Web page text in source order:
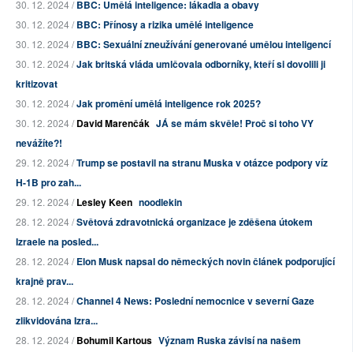
30. 12. 2024 /BBC: Umělá inteligence: lákadla a obavy
30. 12. 2024 /BBC: Přínosy a rizika umělé inteligence
30. 12. 2024 /BBC: Sexuální zneužívání generované umělou inteligencí
30. 12. 2024 /Jak britská vláda umlčovala odborníky, kteří si dovolili ji
kritizovat
30. 12. 2024 /Jak promění umělá inteligence rok 2025?
30. 12. 2024 /David Marenčák JÁ se mám skvěle! Proč si toho VY
nevážíte?!
29. 12. 2024 /Trump se postavil na stranu Muska v otázce podpory víz
H-1B pro zah...
29. 12. 2024 /Lesley Keen noodlekin
28. 12. 2024 /Světová zdravotnická organizace je zděšena útokem
Izraele na posled...
28. 12. 2024 /Elon Musk napsal do německých novin článek podporující
krajně prav...
28. 12. 2024 /Channel 4 News: Poslední nemocnice v severní Gaze
zlikvidována Izra...
28. 12. 2024 /Bohumil Kartous Význam Ruska závisí na našem